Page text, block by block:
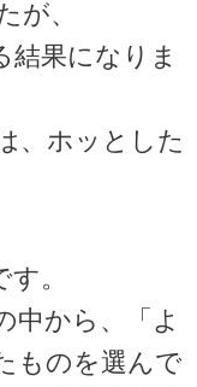
が、
結果になりま
、ホッとした
。
中から、「よ
ものを選んで